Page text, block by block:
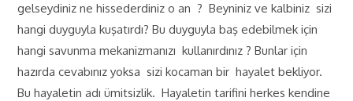
gelseydiniz ne hissederdiniz o an­ ? Beyniniz ve kalbiniz sizi
hangi duyguyla kuşatırdı? Bu duyguyla baş edebilmek için
hangi savunma mekanizmanızı kullanırdınız ? Bunlar için
hazırda cevabınız yoksa sizi kocaman bir hayalet bekliyor.
Bu hayaletin adı ümitsizlik. Hayaletin tarifini herkes kendine